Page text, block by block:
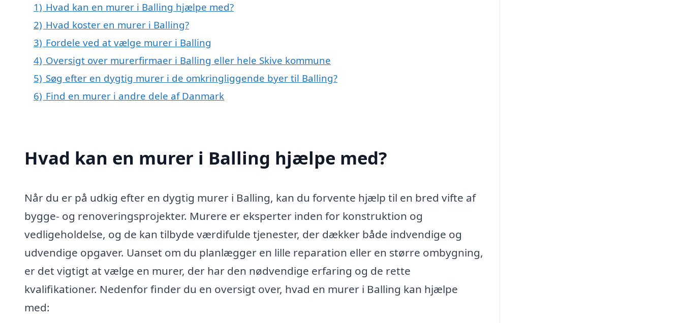
1) Hvad kan en murer i Balling hjælpe med?
2) Hvad koster en murer i Balling?
3) Fordele ved at vælge murer i Balling
4) Oversigt over murerfirmaer i Balling eller hele Skive kommune
5) Søg efter en dygtig murer i de omkringliggende byer til Balling?
6) Find en murer i andre dele af Danmark
Hvad kan en murer i Balling hjælpe med?
Når du er på udkig efter en dygtig murer i Balling, kan du forvente hjælp til en bred vifte af
bygge- og renoveringsprojekter. Murere er eksperter inden for konstruktion og
vedligeholdelse, og de kan tilbyde værdifulde tjenester, der dækker både indvendige og
udvendige opgaver. Uanset om du planlægger en lille reparation eller en større ombygning,
er det vigtigt at vælge en murer, der har den nødvendige erfaring og de rette
kvalifikationer. Nedenfor finder du en oversigt over, hvad en murer i Balling kan hjælpe
med: